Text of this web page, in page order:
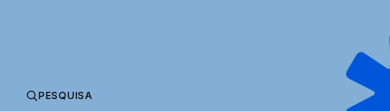
PESQUISA